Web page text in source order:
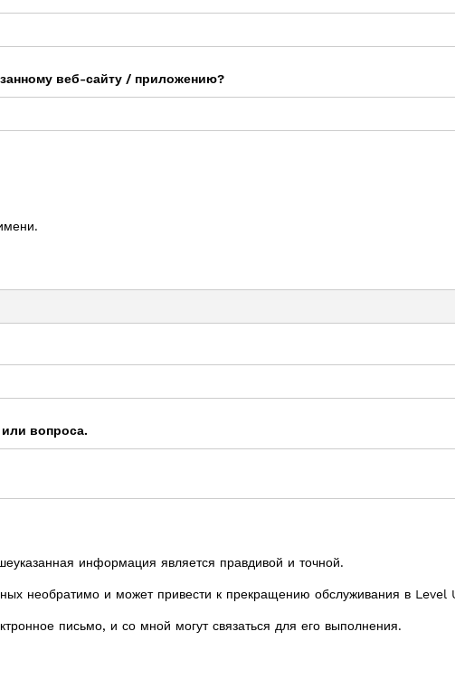
веб-сайту / приложению?
вопроса.
информация является правдивой и точной.
необратимо и может привести к прекращению обслуживания в
письмо, и со мной могут связаться для его выполнения.